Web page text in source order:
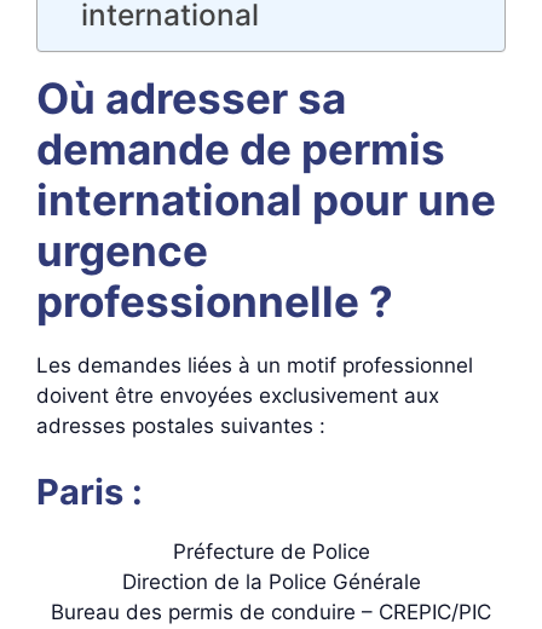
international
Où adresser sa
demande de permis
international pour une
urgence
professionnelle ?
Les demandes liées à un motif professionnel
doivent être envoyées exclusivement aux
adresses postales suivantes :
Paris :
Préfecture de Police
Direction de la Police Générale
Bureau des permis de conduire – CREPIC/PIC